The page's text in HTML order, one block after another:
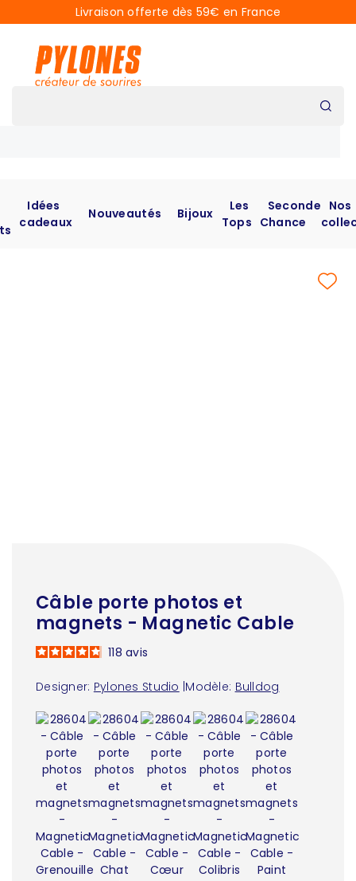
Livraison offerte dès 59€ en France
Idées
cadeaux
Nouveautés Bijoux
Les
Tops
Seconde
Chance
Nos
Câble porte photos et
magnets - Magnetic Cable
Designer: Pylones Studio Modèle: Bulldog
118avis